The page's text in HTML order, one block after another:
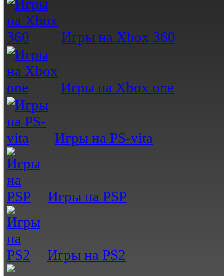
Игры на Xbox 360
Игры на Xbox one
Игры на PS-vita
Игры на PSP
Игры на PS2